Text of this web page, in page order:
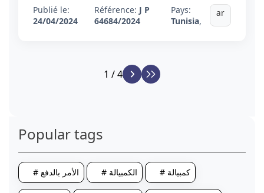
Publié le:
24/04/2024
Référence: J P
64684/2024
Pays:
Tunisia,
ar
1 / 4
Popular tags
# الأمر بالدفع # الكمبيالة # كمبيالة